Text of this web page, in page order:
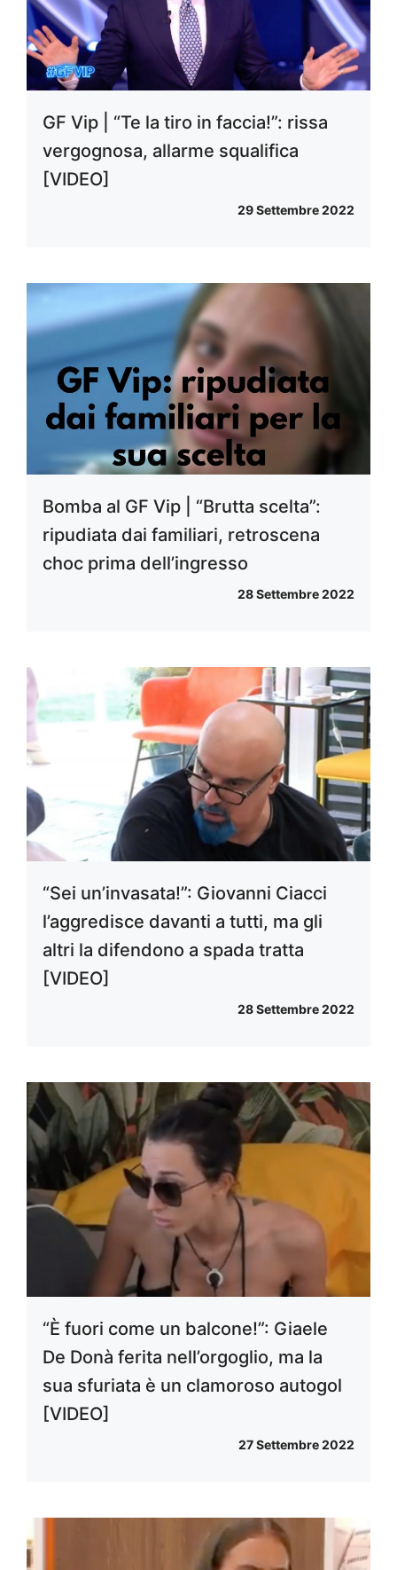
GF Vip | “Te la tiro in faccia!”: rissa
vergognosa, allarme squalifica
[VIDEO]
29 Settembre 2022
Bomba al GF Vip | “Brutta scelta”:
ripudiata dai familiari, retroscena
choc prima dell’ingresso
28 Settembre 2022
“Sei un’invasata!”: Giovanni Ciacci
l’aggredisce davanti a tutti, ma gli
altri la difendono a spada tratta
[VIDEO]
28 Settembre 2022
“È fuori come un balcone!”: Giaele
De Donà ferita nell’orgoglio, ma la
sua sfuriata è un clamoroso autogol
[VIDEO]
27 Settembre 2022